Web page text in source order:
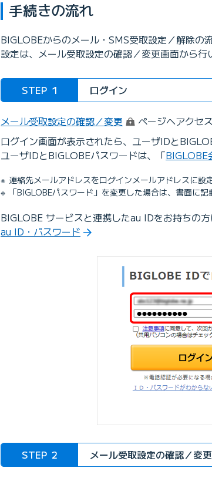
手続きの流れ
BIGLOBEからのメール・SMS受取設定／解除の
設定は、メール受取設定の確認／変更画面から行
STEP 1 ログイン
メール受取設定の確認／変更 （ログイン）
ページへアクセ
ログイン画面が表示されたら、ユーザIDと
ユーザIDとBIGLOBEパスワードは、「BIGLOBE
連絡先メールアドレスをログインメールアドレスに設
「BIGLOBEパスワード」を変更した場合は、書面に
BIGLOBE サービスと連携したau IDをお持ちの
au ID・パスワード
STEP 2 メール受取設定の確認／変更